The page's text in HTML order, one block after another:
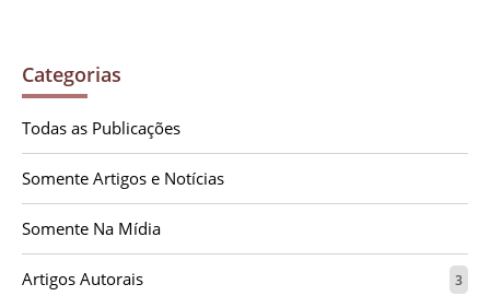
Categorias
Todas as Publicações
Somente Artigos e Notícias
Somente Na Mídia
Artigos Autorais 3